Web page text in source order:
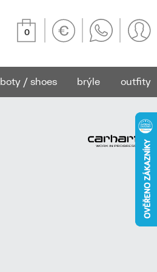
0
boty / shoes brýle outfity